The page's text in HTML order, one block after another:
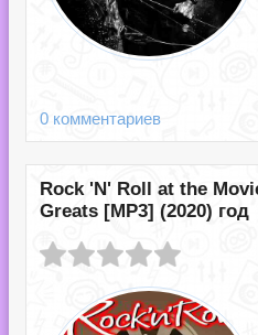
0 комментариев
Rock 'N' Roll at the
Greats [MP3] (2020) год